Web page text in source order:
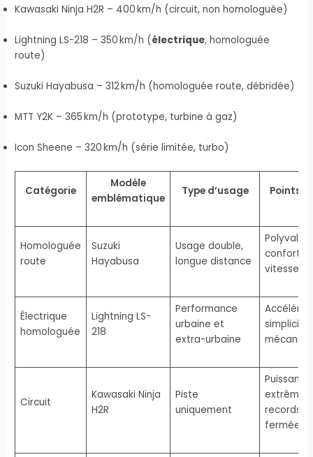
Kawasaki Ninja H2R – 400 km/h (circuit, non homologuée)
Lightning LS-218 – 350 km/h (électrique, homologuée
route)
Suzuki Hayabusa – 312 km/h (homologuée route, débridée)
MTT Y2K – 365 km/h (prototype, turbine à gaz)
Icon Sheene – 320 km/h (série limitée, turbo)
Catégorie
Modèle
emblématique
Type d’usage Points
Homologuée
route
Suzuki
Hayabusa
Usage double,
longue distance
confort,
vitesse
Électrique
homologuée
Lightning LS-
218
Performance
urbaine et
extra-urbaine
simplicité
Circuit
Kawasaki Ninja
H2R
Piste
uniquement
Puissance
extrême,
records
fermée